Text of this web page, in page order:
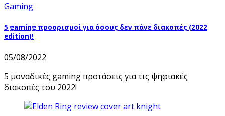
Gaming
5 gaming προορισμοί για όσους δεν πάνε διακοπές (2022
edition)!
05/08/2022
5 μοναδικές gaming προτάσεις για τις ψηφιακές
διακοπές του 2022!